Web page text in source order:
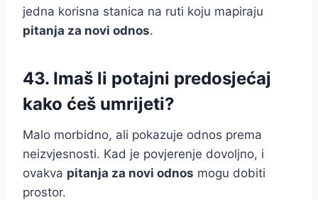
jedna korisna stanica na ruti koju mapiraju
pitanja za novi odnos.
43. Imaš li potajni predosjećaj
kako ćeš umrijeti?
Malo morbidno, ali pokazuje odnos prema
neizvjesnosti. Kad je povjerenje dovoljno, i
ovakva pitanja za novi odnos mogu dobiti
prostor.